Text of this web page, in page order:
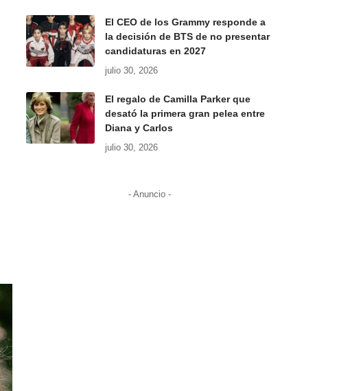
El CEO de los Grammy responde a
la decisión de BTS de no presentar
candidaturas en 2027
julio 30, 2026
El regalo de Camilla Parker que
desató la primera gran pelea entre
Diana y Carlos
julio 30, 2026
- Anuncio -